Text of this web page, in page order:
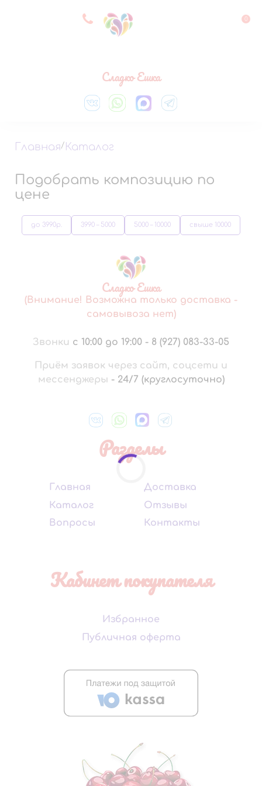
8 927 083 33 05 0
Сладко Ешка
Главная/ Каталог
Подобрать композицию по
цене
до 3990р. 3990 – 5000 5000 – 10000 свыше 10000
Сладко Ешка
(Внимание! Возможна только доставка -
самовывоза нет)
Звонки с 10:00 до 19:00 - 8 (927) 083-33-05
Приём заявок через сайт, соцсети и
мессенджеры - 24/7 (круглосуточно)
Разделы
Главная
Каталог
Вопросы
Доставка
Отзывы
Контакты
Кабинет покупателя
Избранное
Публичная оферта